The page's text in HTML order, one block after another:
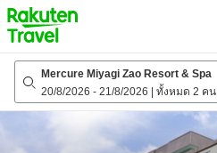
to
top
page
Mercure Miyagi Zao Resort & Spa
20/8/2026 - 21/8/2026 ทั้งหมด 2 คน